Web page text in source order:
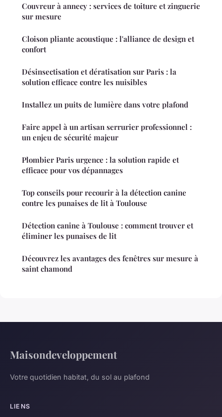
Couvreur à annecy : services de toiture et zinguerie
sur mesure
Cloison pliante acoustique : l'alliance de design et
confort
Désinsectisation et dératisation sur Paris : la
solution efficace contre les nuisibles
Installez un puits de lumière dans votre plafond
Faire appel à un artisan serrurier professionnel :
un enjeu de sécurité majeur
Plombier Paris urgence : la solution rapide et
efficace pour vos dépannages
Top conseils pour recourir à la détection canine
contre les punaises de lit à Toulouse
Détection canine à Toulouse : comment trouver et
éliminer les punaises de lit
Découvrez les avantages des fenêtres sur mesure à
saint chamond
Maisondeveloppement
Votre quotidien habitat, du sol au plafond
LIENS